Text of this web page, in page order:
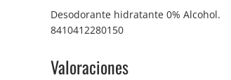
Desodorante hidratante 0% Alcohol.
8410412280150
Valoraciones